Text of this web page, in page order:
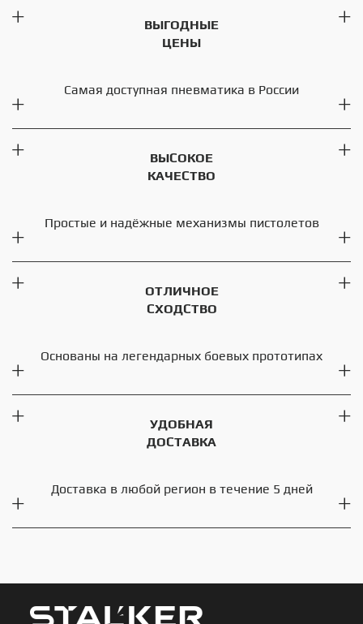
ВЫГОДНЫЕ
ЦЕНЫ
Самая доступная пневматика в России
ВЫСОКОЕ
КАЧЕСТВО
Простые и надёжные механизмы пистолетов
ОТЛИЧНОЕ
СХОДСТВО
Основаны на легендарных боевых прототипах
УДОБНАЯ
ДОСТАВКА
Доставка в любой регион в течение 5 дней